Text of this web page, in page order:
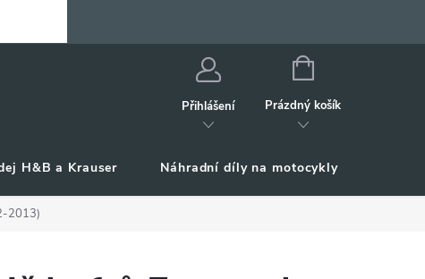
Přihlášení
NÁKUPNÍ
Prázdný košík
H&B a Krauser Náhradní díly na motocykly
2013)